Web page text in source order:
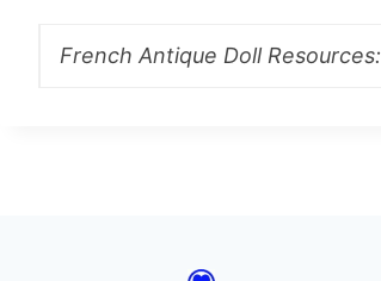
French Antique Doll Resources: